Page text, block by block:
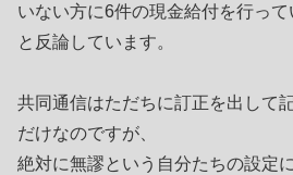
いない方に6件の現金給付を行って
と反論しています。
共同通信はただちに訂正を出して
だけなのですが、
絶対に無謬という自分たちの設定